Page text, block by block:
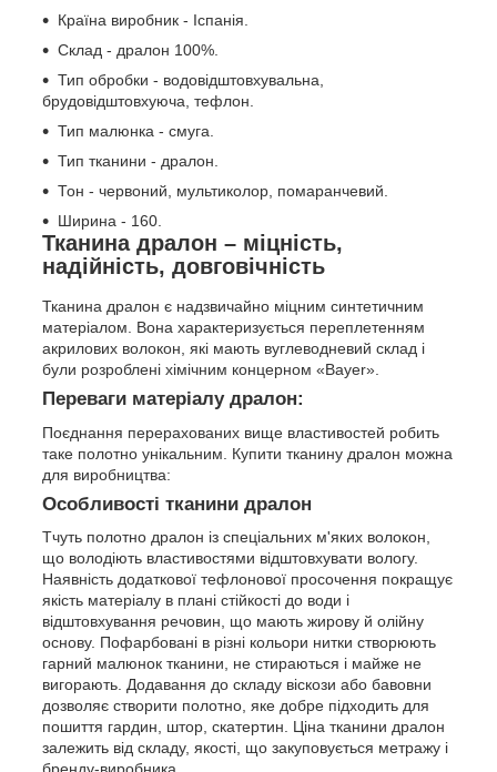
Країна виробник - Іспанія.
Склад - дралон 100%.
Тип обробки - водовідштовхувальна,
брудовідштовхуюча, тефлон.
Тип малюнка - смуга.
Тип тканини - дралон.
Тон - червоний, мультиколор, помаранчевий.
Ширина - 160.
Тканина дралон – міцність,
надійність, довговічність
Тканина дралон є надзвичайно міцним синтетичним
матеріалом. Вона характеризується переплетенням
акрилових волокон, які мають вуглеводневий склад і
були розроблені хімічним концерном «Bayer».
Переваги матеріалу дралон:
Поєднання перерахованих вище властивостей робить
таке полотно унікальним. Купити тканину дралон можна
для виробництва:
Особливості тканини дралон
Тчуть полотно дралон із спеціальних м'яких волокон,
що володіють властивостями відштовхувати вологу.
Наявність додаткової тефлонової просочення покращує
якість матеріалу в плані стійкості до води і
відштовхування речовин, що мають жирову й олійну
основу. Пофарбовані в різні кольори нитки створюють
гарний малюнок тканини, не стираються і майже не
вигорають. Додавання до складу віскози або бавовни
дозволяє створити полотно, яке добре підходить для
пошиття гардин, штор, скатертин. Ціна тканини дралон
залежить від складу, якості, що закуповується метражу і